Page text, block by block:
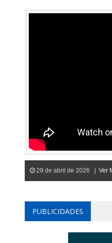
29 de abril de 2026 | Ver
PUBLICIDADES